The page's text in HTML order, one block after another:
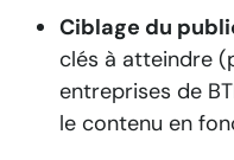
Ciblage du
clés à atteindre
entreprises de
le contenu en